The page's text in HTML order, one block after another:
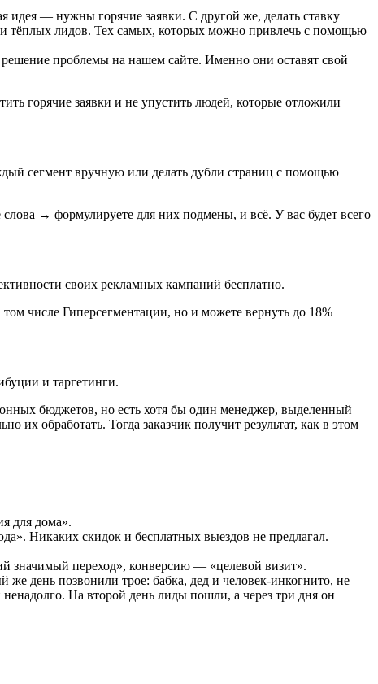
идея — нужны горячие заявки. С другой же, делать ставку
тёплых лидов. Тех самых, которых можно привлечь с помощью
проблемы на нашем сайте. Именно они оставят свой
горячие заявки и не упустить людей, которые отложили
сегмент вручную или делать дубли страниц с помощью
→ формулируете для них подмены, и всё. У вас будет всего
своих рекламных кампаний бесплатно.
числе Гиперсегментации, но и можете вернуть до 18%
и таргетинги.
бюджетов, но есть хотя бы один менеджер, выделенный
их обработать. Тогда заказчик получит результат, как в этом
для дома».
Никаких скидок и бесплатных выездов не предлагал.
значимый переход», конверсию — «целевой визит».
день позвонили трое: бабка, дед и человек-инкогнито, не
На второй день лиды пошли, а через три дня он